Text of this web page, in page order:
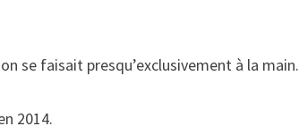
se faisait presqu’exclusivement à la main.
2014.